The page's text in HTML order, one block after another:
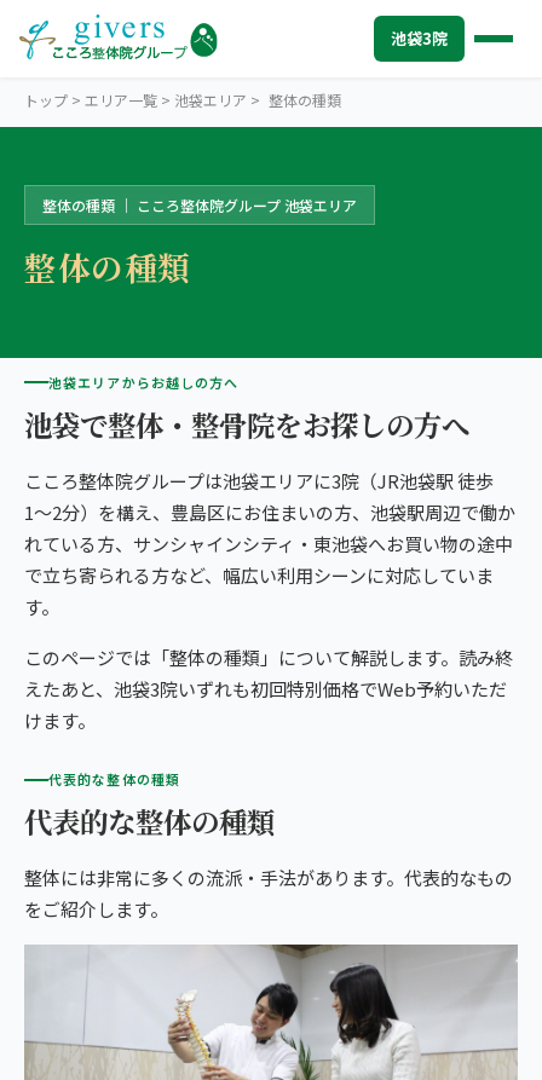
池袋3院
IKEBUKURO 池袋エリアトップ
STORES 池袋3院から探す
こころ整体院 池袋メトロポリタン口院
こころ整骨院 池袋西口院
3院の比較・選び方
腰痛
頭痛・偏頭痛
膝痛
ぎっくり腰
股関節痛
五十肩
椎間板ヘルニア
体の重だるさ
INFO 池袋エリアの情報
初めての方へ
料金
アクセス・営業時間
ご予約・お問い合わせ
TRUST 信頼の根拠
お客様の声
スタッフ紹介
医師・専門家の推薦
ABOUT US こころ整体院について
giversメソッドGIFT
ブランド全体トップ（全国125院）
全国の店舗一覧IKEBUKURO AREA
池袋の3院から、
あなたの一院を。
トップ > エリア一覧 > 池袋エリア > 整体の種類
整体の種類 ｜ こころ整体院グループ 池袋エリア
整体の種類
池袋エリアからお越しの方へ
池袋で整体・整骨院をお探しの方へ
こころ整体院グループは池袋エリアに3院（JR池袋駅 徒歩
1〜2分）を構え、豊島区にお住まいの方、池袋駅周辺で働か
れている方、サンシャインシティ・東池袋へお買い物の途中
で立ち寄られる方など、幅広い利用シーンに対応していま
す。
このページでは「整体の種類」について解説します。読み終
えたあと、池袋3院いずれも初回特別価格でWeb予約いただ
けます。
代表的な整体の種類
代表的な整体の種類
整体には非常に多くの流派・手法があります。代表的なもの
をご紹介します。